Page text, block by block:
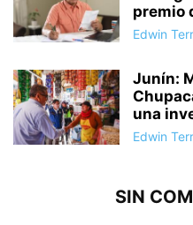
premio
Edwin
Junín:
una
Edwin
SIN